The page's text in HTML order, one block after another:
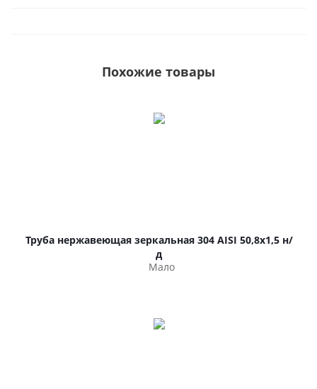
Похожие товары
Труба нержавеющая зеркальная 304 AISI 50,8х1,5 н/
д
Мало